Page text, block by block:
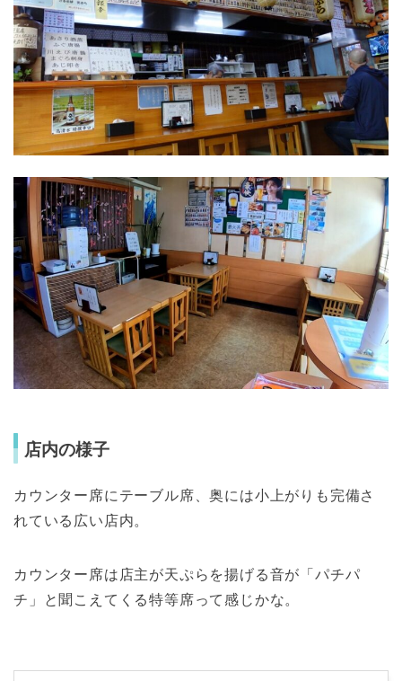
店内の様子
カウンター席にテーブル席、奥には小上がりも完備さ
れている広い店内。
カウンター席は店主が天ぷらを揚げる音が「パチパ
チ」と聞こえてくる特等席って感じかな。